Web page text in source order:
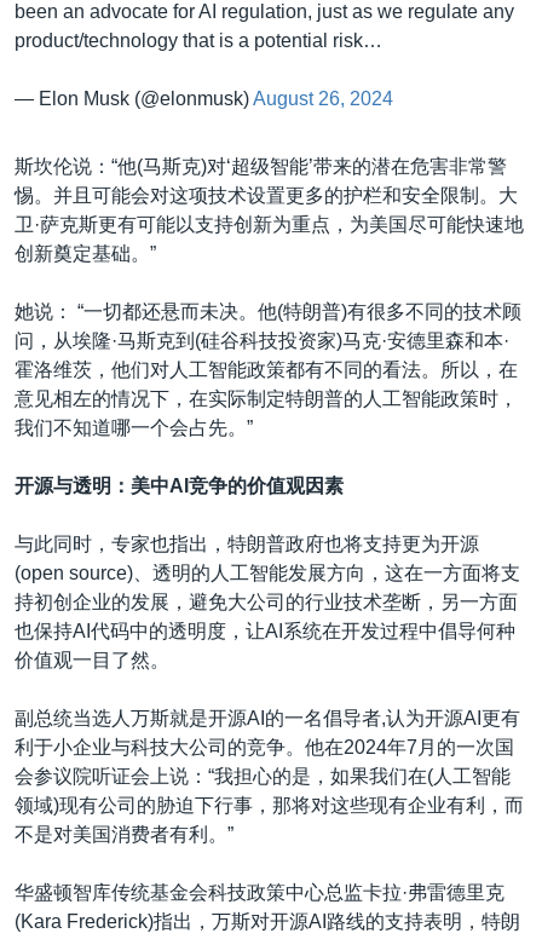
been an advocate for AI regulation, just as we regulate any
product/technology that is a potential risk…
— Elon Musk (@elonmusk)August 26, 2024
斯坎伦说：“他(马斯克)对‘超级智能’带来的潜在危害非常警
惕。并且可能会对这项技术设置更多的护栏和安全限制。大
卫·萨克斯更有可能以支持创新为重点，为美国尽可能快速地
创新奠定基础。”
她说： “一切都还悬而未决。他(特朗普)有很多不同的技术顾
问，从埃隆·马斯克到(硅谷科技投资家)马克·安德里森和本·
霍洛维茨，他们对人工智能政策都有不同的看法。所以，在
意见相左的情况下，在实际制定特朗普的人工智能政策时，
我们不知道哪一个会占先。”
开源与透明：美中AI竞争的价值观因素
与此同时，专家也指出，特朗普政府也将支持更为开源
(open source)、透明的人工智能发展方向，这在一方面将支
持初创企业的发展，避免大公司的行业技术垄断，另一方面
也保持AI代码中的透明度，让AI系统在开发过程中倡导何种
价值观一目了然。
副总统当选人万斯就是开源AI的一名倡导者,认为开源AI更有
利于小企业与科技大公司的竞争。他在2024年7月的一次国
会参议院听证会上说：“我担心的是，如果我们在(人工智能
领域)现有公司的胁迫下行事，那将对这些现有企业有利，而
不是对美国消费者有利。”
华盛顿智库传统基金会科技政策中心总监卡拉·弗雷德里克
(Kara Frederick)指出，万斯对开源AI路线的支持表明，特朗